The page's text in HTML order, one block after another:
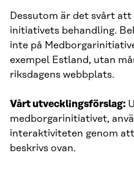
Dessutom är det svårt
initiativets behandling.
inte på
exempel Estland, utan
riksdagens webbplats.
Vårt utvecklingsförslag:
medborgarinitiativet,
interaktiviteten genom
beskrivs ovan.